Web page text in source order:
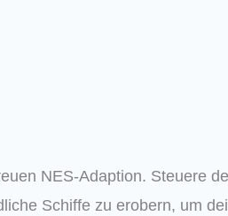
NES-Adaption. Steuere
Schiffe zu erobern, um